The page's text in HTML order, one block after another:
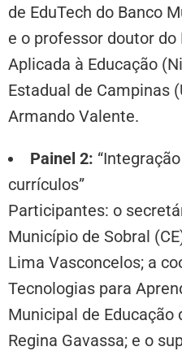
de EduTech do Banco
e o professor doutor
Aplicada à Educação
Estadual de Campinas
Armando Valente.
Painel 2: “
currículos”
Participantes: o
Município de Sobral
Lima Vasconcelos; a
Tecnologias para
Municipal de Educação
Regina Gavassa; e o